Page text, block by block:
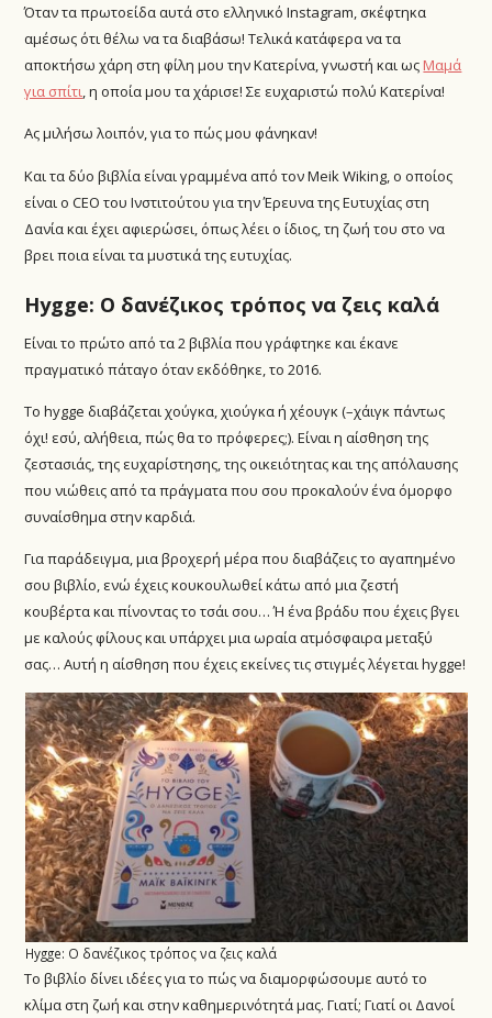
Όταν τα πρωτοείδα αυτά στο ελληνικό Instagram, σκέφτηκα
αμέσως ότι θέλω να τα διαβάσω! Τελικά κατάφερα να τα
αποκτήσω χάρη στη φίλη μου την Κατερίνα, γνωστή και ως Μαμά
για σπίτι, η οποία μου τα χάρισε! Σε ευχαριστώ πολύ Κατερίνα!
Ας μιλήσω λοιπόν, για το πώς μου φάνηκαν!
Και τα δύο βιβλία είναι γραμμένα από τον Meik Wiking, ο οποίος
είναι ο CEO του Ινστιτούτου για την Έρευνα της Ευτυχίας στη
Δανία και έχει αφιερώσει, όπως λέει ο ίδιος, τη ζωή του στο να
βρει ποια είναι τα μυστικά της ευτυχίας.
Hygge: Ο δανέζικος τρόπος να ζεις καλά
Είναι το πρώτο από τα 2 βιβλία που γράφτηκε και έκανε
πραγματικό πάταγο όταν εκδόθηκε, το 2016.
Το hygge διαβάζεται χούγκα, χιούγκα ή χέουγκ (–χάιγκ πάντως
όχι! εσύ, αλήθεια, πώς θα το πρόφερες;). Είναι η αίσθηση της
ζεστασιάς, της ευχαρίστησης, της οικειότητας και της απόλαυσης
που νιώθεις από τα πράγματα που σου προκαλούν ένα όμορφο
συναίσθημα στην καρδιά.
Για παράδειγμα, μια βροχερή μέρα που διαβάζεις το αγαπημένο
σου βιβλίο, ενώ έχεις κουκουλωθεί κάτω από μια ζεστή
κουβέρτα και πίνοντας το τσάι σου… Ή ένα βράδυ που έχεις βγει
με καλούς φίλους και υπάρχει μια ωραία ατμόσφαιρα μεταξύ
σας… Αυτή η αίσθηση που έχεις εκείνες τις στιγμές λέγεται hygge!
Hygge: Ο δανέζικος τρόπος να ζεις καλά
Το βιβλίο δίνει ιδέες για το πώς να διαμορφώσουμε αυτό το
κλίμα στη ζωή και στην καθημερινότητά μας. Γιατί; Γιατί οι Δανοί